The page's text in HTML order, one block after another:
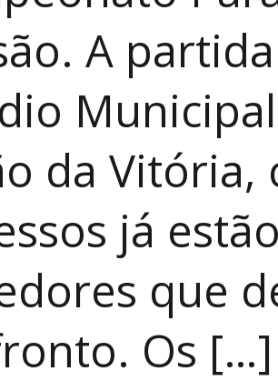
A
da Vitória,
já
que
Os […]